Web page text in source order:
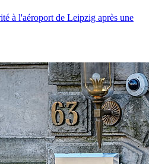
à l'aéroport de Leipzig après une